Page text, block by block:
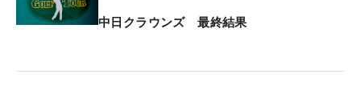
今回の優勝で、日本ツアーでプロ転向宣言をする権
中日クラウンズ 最終結果